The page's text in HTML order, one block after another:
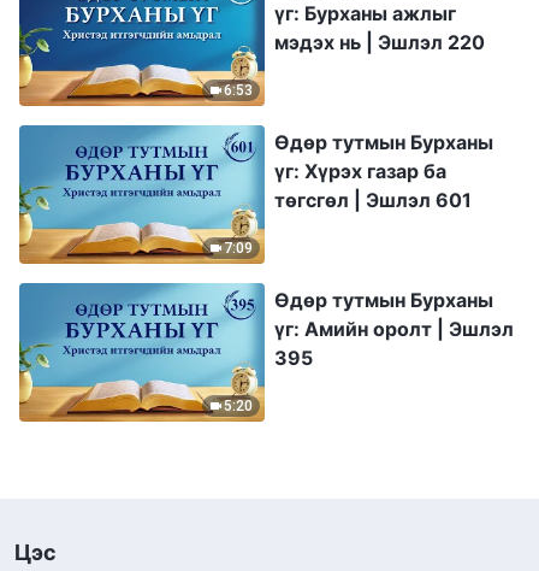
6:53
үг: Бурханы ажлыг
мэдэх нь | Эшлэл 220
7:09
Өдөр тутмын Бурханы
үг: Хүрэх газар ба
төгсгөл | Эшлэл 601
5:20
Өдөр тутмын Бурханы
үг: Амийн оролт | Эшлэл
395
Цэс